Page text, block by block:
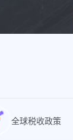
全球税收政策